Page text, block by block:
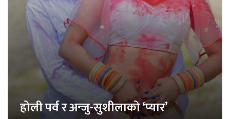
होली पर्व र अन्जु-सुशीलाको ‘प्यार’